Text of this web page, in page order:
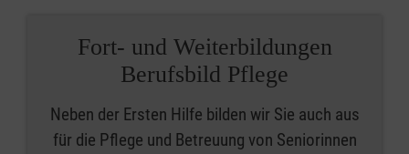
Fort- und Weiterbildungen
Berufsbild Pflege
Neben der Ersten Hilfe bilden wir Sie auch aus
für die Pflege und Betreuung von Seniorinnen